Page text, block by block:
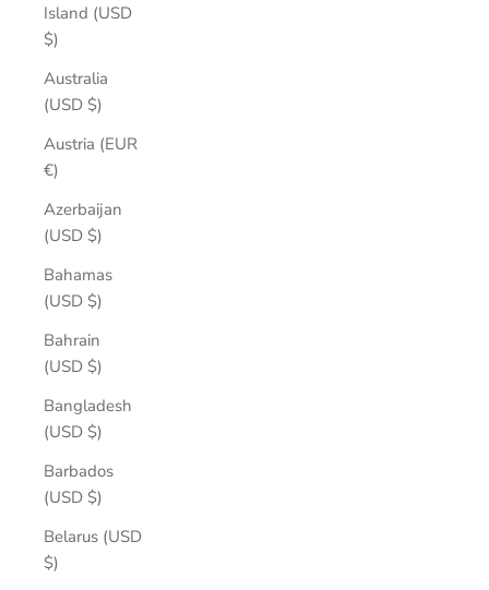
Island (USD
$)
Australia
(USD $)
Austria (EUR
€)
Azerbaijan
(USD $)
Bahamas
(USD $)
Bahrain
(USD $)
Bangladesh
(USD $)
Barbados
(USD $)
Belarus (USD
$)